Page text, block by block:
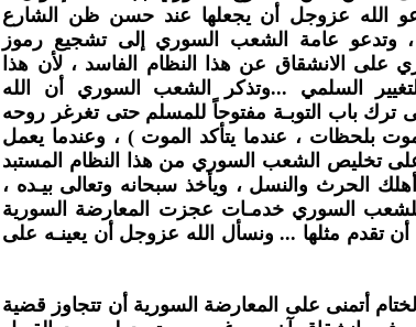
الله عزوجل أن يجعلها عند حسن ظن الشارع
، وتدعو عامة الشعب السوري إلى تشجيع رموز
على الانشقاق عن هذا النظام الفاسد ، لأن هذا
السلمي ...وتذكر الشعب السوري أن الله
ترك باب التوبـة مفتوحاً للمسلم حتى تغرغر روحه
بلحظات ، عندما يتأكد الموت ) ، وعندما يعمل
تخليص الشعب السوري من هذا النظام المستبد
الحرث والنسل ، ويأخذ سبحانه وتعالى بيـده ،
للشعب السوري خدمـات عجزت المعارضة السورية
تقدم مثلها ... ونسأل الله عزوجل أن يعينـه على
أتمنى على المعارضة السورية أن تتجاوز قضية